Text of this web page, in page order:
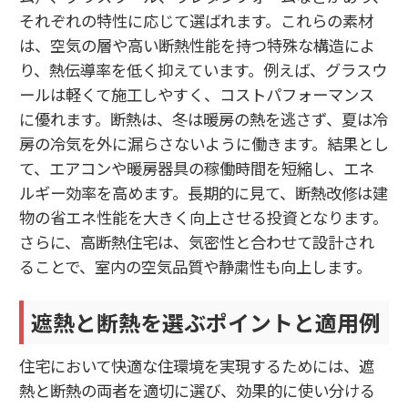
それぞれの特性に応じて選ばれます。これらの素材
は、空気の層や高い断熱性能を持つ特殊な構造によ
り、熱伝導率を低く抑えています。例えば、グラスウ
ールは軽くて施工しやすく、コストパフォーマンス
に優れます。断熱は、冬は暖房の熱を逃さず、夏は冷
房の冷気を外に漏らさないように働きます。結果とし
て、エアコンや暖房器具の稼働時間を短縮し、エネ
ルギー効率を高めます。長期的に見て、断熱改修は建
物の省エネ性能を大きく向上させる投資となります。
さらに、高断熱住宅は、気密性と合わせて設計され
ることで、室内の空気品質や静粛性も向上します。
遮熱と断熱を選ぶポイントと適用例
住宅において快適な住環境を実現するためには、遮
熱と断熱の両者を適切に選び、効果的に使い分ける